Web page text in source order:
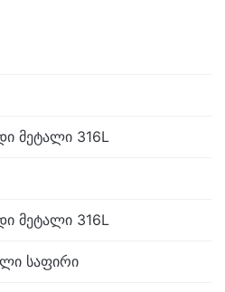
მეტალი 316L
მეტალი 316L
საფირი